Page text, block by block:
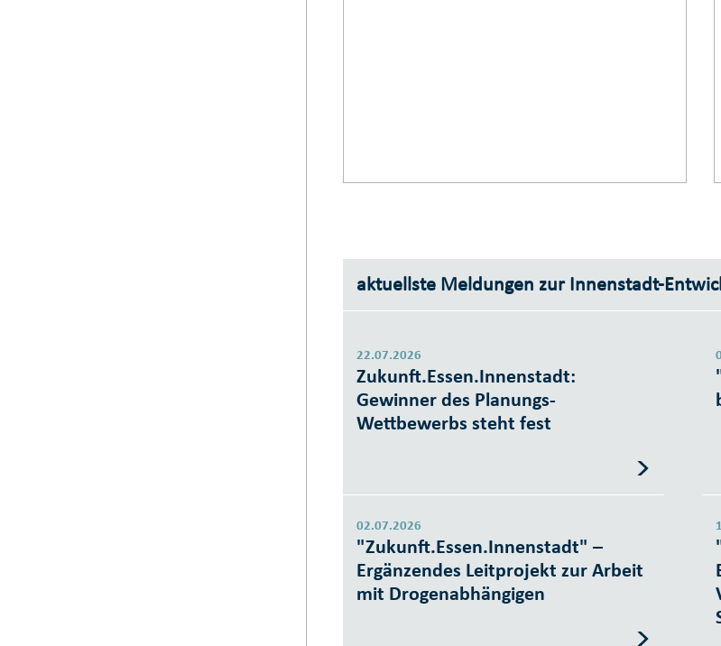
aktuellste Meldungen zur Innenstadt-
22.07.2026
Zukunft.Essen.Innenstadt:
Gewinner des Planungs-
Wettbewerbs steht fest
02.07.2026
"Zukunft.Essen.Innenstadt" –
Ergänzendes Leitprojekt zur Arbeit
mit Drogenabhängigen